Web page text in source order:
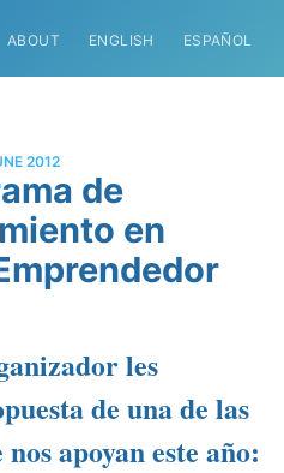
ABOUT ENGLISH ESPAÑOL
2012
de
en
les
de una de las
apoyan este año: